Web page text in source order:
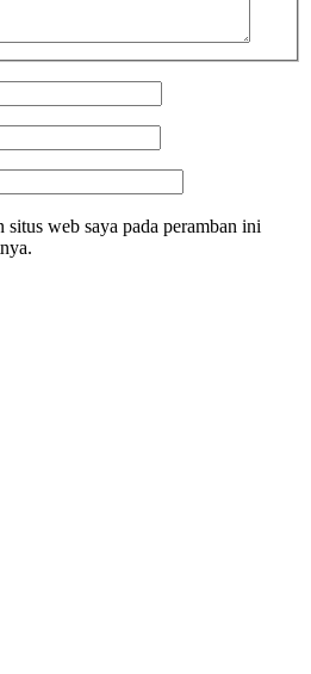
situs web saya pada peramban ini